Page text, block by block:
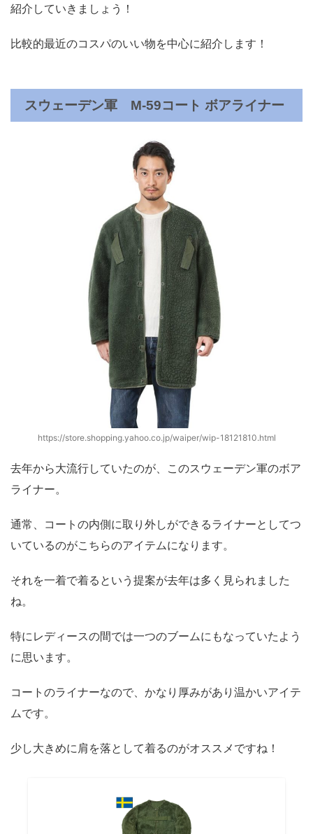
紹介していきましょう！
比較的最近のコスパのいい物を中心に紹介します！
スウェーデン軍 M-59コート ボアライナー
https://store.shopping.yahoo.co.jp/waiper/wip-18121810.html
去年から大流行していたのが、このスウェーデン軍のボア
ライナー。
通常、コートの内側に取り外しができるライナーとしてつ
いているのがこちらのアイテムになります。
それを一着で着るという提案が去年は多く見られました
ね。
特にレディースの間では一つのブームにもなっていたよう
に思います。
コートのライナーなので、かなり厚みがあり温かいアイテ
ムです。
少し大きめに肩を落として着るのがオススメですね！